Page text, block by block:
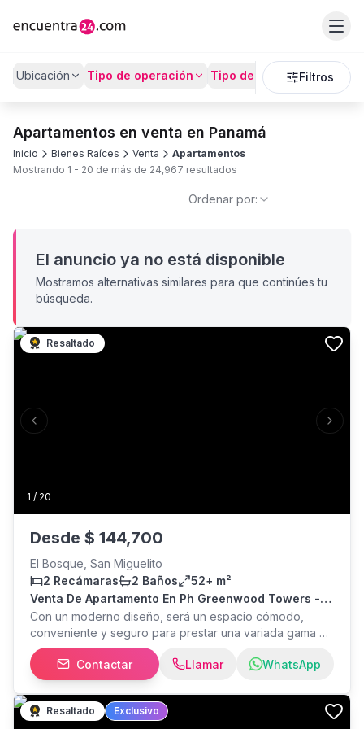
Ubicación Tipo de operación Tipo de PropiedadFiltros
Apartamentos en venta en Panamá
Inicio Bienes Raíces Venta
Apartamentos
Mostrando 1 - 20 de más de 24,967 resultados
Ordenar por:
El anuncio ya no está disponible
Mostramos alternativas similares para que continúes tu
búsqueda.
1 / 20
Previous slide Next
Resaltado
Desde $ 144,700
El Bosque, San Miguelito
2 Recámaras
2 Baños
52+ m²
Venta De Apartamento En Ph Greenwood Towers -
Ricardo J. Alfaro
Con un moderno diseño, será un espacio cómodo,
conveniente y seguro para prestar una variada gama de
servicios. Disfrutaras de restaurantes, café, farmacias,
guardería, sala de belleza y más, a pocos pasos de la
comodidad de tu hogar. Opciones: Apartamentos de 2
recámaras y 2 baños Cocina abierta para una mejor
iluminación y ventilación Opción con desayunador Área
Contactar Llamar WhatsApp
Resaltado Exclusivo